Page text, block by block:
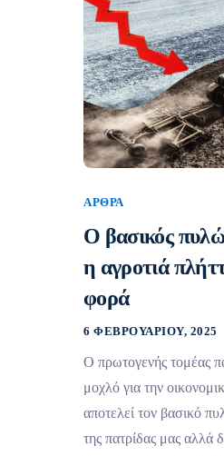
ΆΡΘΡΑ
Ο βασικός
η αγροτιά
φορά
6 ΦΕΒΡΟΥΑΡΊΟΥ, 2025
Ο πρωτογενής τομέας
μοχλό για την
αποτελεί τον βασικό
της πατρίδας μας αλλά